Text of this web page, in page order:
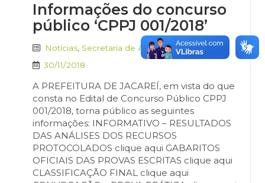
Informações do concurso
público ‘CPPJ 001/2018’
Notícias Secretaria de Administração e RH
30/11/2018
A PREFEITURA DE JACAREÍ, em vista do que
consta no Edital de Concurso Público CPPJ
001/2018, torna público as seguintes
informações: INFORMATIVO – RESULTADOS
DAS ANÁLISES DOS RECURSOS
PROTOCOLADOS clique aqui GABARITOS
OFICIAIS DAS PROVAS ESCRITAS clique aqui
CLASSIFICAÇÃO FINAL clique aqui